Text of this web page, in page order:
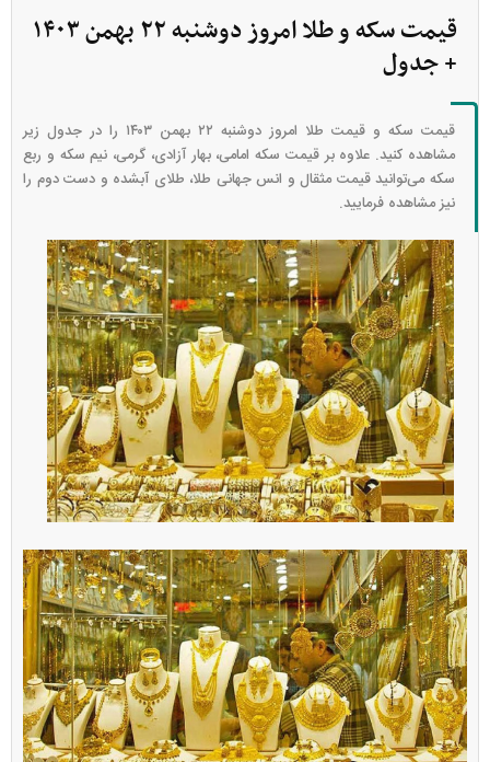
قیمت سکه و طلا امروز دوشنبه ۲۲ بهمن ۱۴۰۳
+ جدول
قیمت سکه و قیمت طلا امروز دوشنبه ۲۲ بهمن ۱۴۰۳ را در جدول زیر
مشاهده کنید. علاوه بر قیمت سکه امامی، بهار آزادی، گرمی، نیم سکه و ربع
سکه می‌توانید قیمت مثقال و انس جهانی طلا، طلای آبشده و دست دوم را
نیز مشاهده فرمایید.